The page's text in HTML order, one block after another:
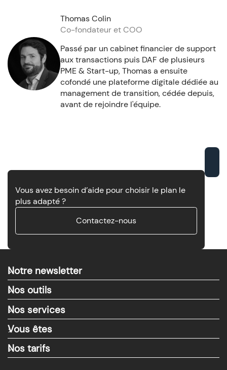
Thomas Colin
Co-fondateur et COO
Passé par un cabinet financier de support
aux transactions puis DAF de plusieurs
PME & Start-up, Thomas a ensuite
cofondé une plateforme digitale dédiée au
management de transition, cédée depuis,
avant de rejoindre l'équipe.
Vous avez besoin d’aide pour choisir le plan le
plus adapté ?
Contactez-nous
>
Notre newsletter
>
Nos outils
>
Nos services
>
Vous êtes
>
Nos tarifs